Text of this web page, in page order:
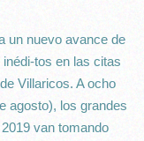
un nuevo avance de
tos en las citas
Villaricos. A ocho
agosto), los grandes
van tomando